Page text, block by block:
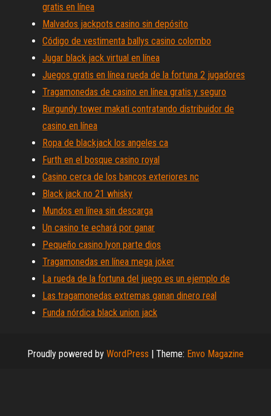
gratis en línea
Malvados jackpots casino sin depósito
Código de vestimenta ballys casino colombo
Jugar black jack virtual en línea
Juegos gratis en línea rueda de la fortuna 2 jugadores
Tragamonedas de casino en línea gratis y seguro
Burgundy tower makati contratando distribuidor de
casino en línea
Ropa de blackjack los angeles ca
Furth en el bosque casino royal
Casino cerca de los bancos exteriores nc
Black jack no 21 whisky
Mundos en línea sin descarga
Un casino te echará por ganar
Pequeño casino lyon parte dios
Tragamonedas en línea mega joker
La rueda de la fortuna del juego es un ejemplo de
Las tragamonedas extremas ganan dinero real
Funda nórdica black union jack
Proudly powered by WordPress | Theme: Envo Magazine